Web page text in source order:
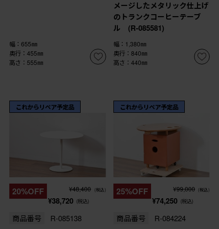
幅：655㎜
奥行：455㎜
高さ：555㎜
メージしたメタリック仕上げ
のトランクコーヒーテーブ
ル (R-085581)
幅：1,380㎜
奥行：840㎜
高さ：440㎜
これからリペア予定品
20%OFF ¥48,400 (税込)
¥38,720 (税込)
商品番号 R-085138
これからリペア予定品
25%OFF ¥99,000 (税込)
¥74,250 (税込)
商品番号 R-084224